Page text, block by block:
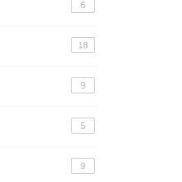
6
18
9
5
9